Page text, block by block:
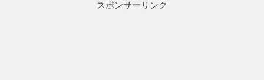
リ
スポンサーリンク